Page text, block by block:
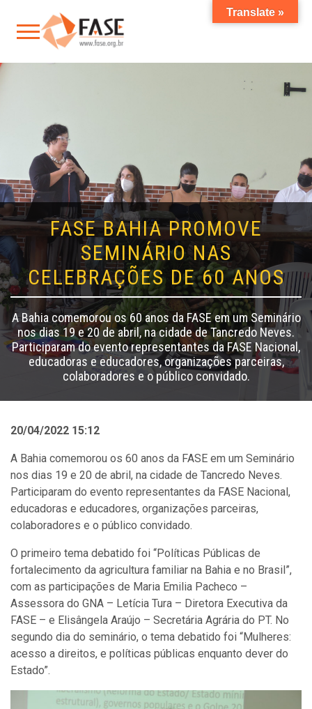
FASE BAHIA PROMOVE
SEMINÁRIO NAS
CELEBRAÇÕES DE 60 ANOS
A Bahia comemorou os 60 anos da FASE em um Seminário
nos dias 19 e 20 de abril, na cidade de Tancredo Neves.
Participaram do evento representantes da FASE Nacional,
educadoras e educadores, organizações parceiras,
colaboradores e o público convidado.
20/04/2022 15:12
A Bahia comemorou os 60 anos da FASE em um Seminário
nos dias 19 e 20 de abril, na cidade de Tancredo Neves.
Participaram do evento representantes da FASE Nacional,
educadoras e educadores, organizações parceiras,
colaboradores e o público convidado.
O primeiro tema debatido foi “Políticas Públicas de
fortalecimento da agricultura familiar na Bahia e no Brasil”,
com as participações de Maria Emilia Pacheco –
Assessora do GNA – Letícia Tura – Diretora Executiva da
FASE – e Elisângela Araújo – Secretária Agrária do PT. No
segundo dia do seminário, o tema debatido foi “Mulheres:
acesso a direitos, e políticas públicas enquanto dever do
Estado”.
Translate »